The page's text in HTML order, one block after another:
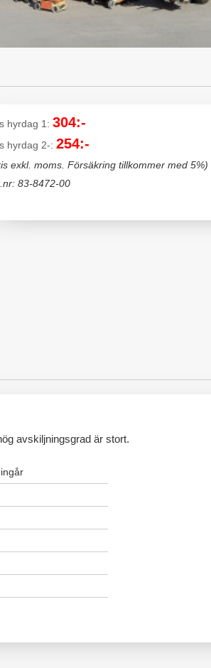
hyrdag 1: 304:-
hyrdag 2-: 254:-
exkl. moms. Försäkring tillkommer med 5%)
83-8472-00
avskiljningsgrad är stort.